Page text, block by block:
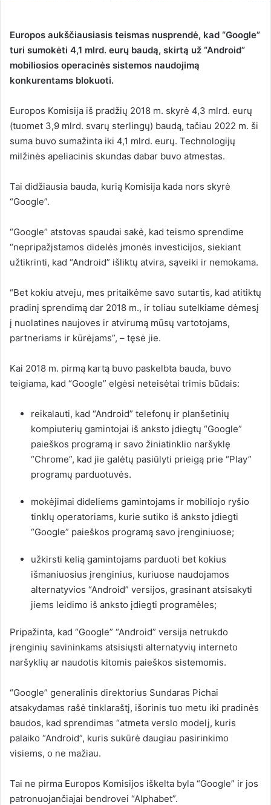
Europos aukščiausiasis teismas nusprendė, kad “Google”
turi sumokėti 4,1 mlrd. eurų baudą, skirtą už “Android”
mobiliosios operacinės sistemos naudojimą
konkurentams blokuoti.
Europos Komisija iš pradžių 2018 m. skyrė 4,3 mlrd. eurų
(tuomet 3,9 mlrd. svarų sterlingų) baudą, tačiau 2022 m. ši
suma buvo sumažinta iki 4,1 mlrd. eurų. Technologijų
milžinės apeliacinis skundas dabar buvo atmestas.
Tai didžiausia bauda, kurią Komisija kada nors skyrė
“Google”.
“Google” atstovas spaudai sakė, kad teismo sprendime
“nepripažįstamos didelės įmonės investicijos, siekiant
užtikrinti, kad “Android” išliktų atvira, sąveiki ir nemokama.
“Bet kokiu atveju, mes pritaikėme savo sutartis, kad atitiktų
pradinį sprendimą dar 2018 m., ir toliau sutelkiame dėmesį
į nuolatines naujoves ir atvirumą mūsų vartotojams,
partneriams ir kūrėjams”, – tęsė jie.
Kai 2018 m. pirmą kartą buvo paskelbta bauda, buvo
teigiama, kad “Google” elgėsi neteisėtai trimis būdais:
reikalauti, kad “Android” telefonų ir planšetinių
kompiuterių gamintojai iš anksto įdiegtų “Google”
paieškos programą ir savo žiniatinklio naršyklę
“Chrome”, kad jie galėtų pasiūlyti prieigą prie “Play”
programų parduotuvės.
mokėjimai dideliems gamintojams ir mobiliojo ryšio
tinklų operatoriams, kurie sutiko iš anksto įdiegti
“Google” paieškos programą savo įrenginiuose;
užkirsti kelią gamintojams parduoti bet kokius
išmaniuosius įrenginius, kuriuose naudojamos
alternatyvios “Android” versijos, grasinant atsisakyti
jiems leidimo iš anksto įdiegti programėles;
Pripažinta, kad “Google” “Android” versija netrukdo
įrenginių savininkams atsisiųsti alternatyvių interneto
naršyklių ar naudotis kitomis paieškos sistemomis.
“Google” generalinis direktorius Sundaras Pichai
atsakydamas rašė tinklaraštį, išorinis tuo metu iki pradinės
baudos, kad sprendimas “atmeta verslo modelį, kuris
palaiko “Android”, kuris sukūrė daugiau pasirinkimo
visiems, o ne mažiau.
Tai ne pirma Europos Komisijos iškelta byla “Google” ir jos
patronuojančiajai bendrovei “Alphabet”.